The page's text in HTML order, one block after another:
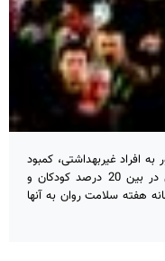
15 تا 64 سال کشور به افراد غیربهداشتی، کمبود
تختهای روانپزشکی، بروز اختلالات روانپزشکی در بین 20 درصد کودکان و
هفته سلامت روان به آنها